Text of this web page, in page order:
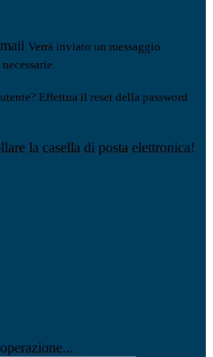
Verrà inviato un messaggio
Effettua il reset della password
la casella di posta elettronica!